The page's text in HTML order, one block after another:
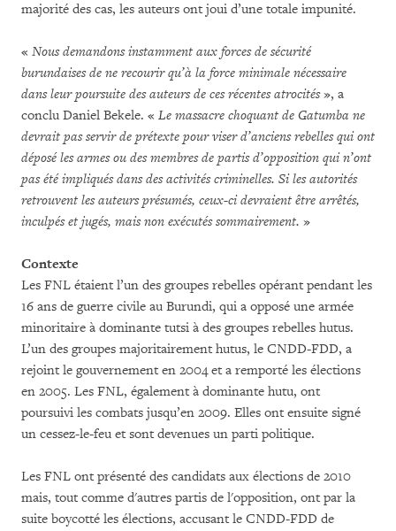
majorité des cas, les auteurs ont joui d’une totale impunité.
« Nous demandons instamment aux forces de sécurité
burundaises de ne recourir qu’à la force minimale nécessaire
dans leur poursuite des auteurs de ces récentes atrocités», a
conclu Daniel Bekele. « Le massacre choquant de Gatumba ne
devrait pas servir de prétexte pour viser d’anciens rebelles qui ont
déposé les armes ou des membres de partis d’opposition qui n’ont
pas été impliqués dans des activités criminelles. Si les autorités
retrouvent les auteurs présumés, ceux-ci devraient être arrêtés,
inculpés et jugés, mais non exécutés sommairement. »
Contexte
Les FNL étaient l’un des groupes rebelles opérant pendant les
16 ans de guerre civile au Burundi, qui a opposé une armée
minoritaire à dominante tutsi à des groupes rebelles hutus.
L’un des groupes majoritairement hutus, le CNDD-FDD, a
rejoint le gouvernement en 2004 et a remporté les élections
en 2005. Les FNL, également à dominante hutu, ont
poursuivi les combats jusqu’en 2009. Elles ont ensuite signé
un cessez-le-feu et sont devenues un parti politique.
Les FNL ont présenté des candidats aux élections de 2010
mais, tout comme d'autres partis de l'opposition, ont par la
suite boycotté les élections, accusant le CNDD-FDD de